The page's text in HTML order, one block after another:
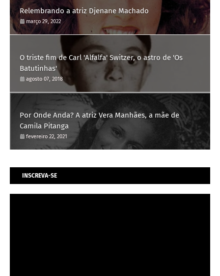
Relembrando a atriz Djenane Machado
março 29, 2022
O triste fim de Carl 'Alfalfa' Switzer, o astro de 'Os
Batutinhas'
agosto 07, 2018
Por Onde Anda? A atriz Vera Manhães, a mãe de
Camila Pitanga
fevereiro 22, 2021
INSCREVA-SE